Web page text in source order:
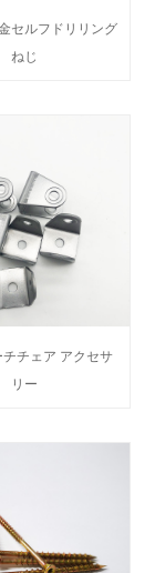
セルフドリリング
ねじ
チェア アクセサ
リー